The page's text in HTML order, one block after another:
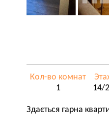
Кол-во комнат
1
14/
Здається гарна